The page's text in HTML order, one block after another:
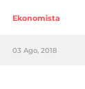
Ekonomista
03 Ago, 2018